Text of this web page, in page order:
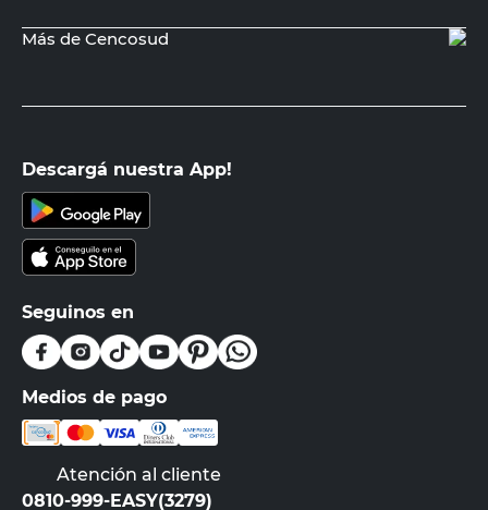
Más de Cencosud
Descargá nuestra App!
Seguinos en
Medios de pago
Atención al cliente
0810-999-EASY(3279)